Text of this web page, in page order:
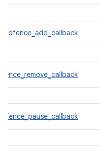
geofence_add_callback